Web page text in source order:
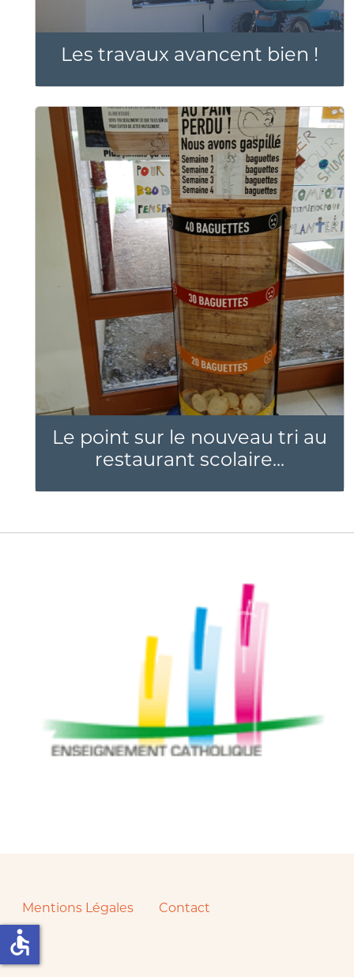
Les travaux avancent bien !
Le point sur le nouveau tri au
restaurant scolaire...
Mentions Légales Contact
accessible